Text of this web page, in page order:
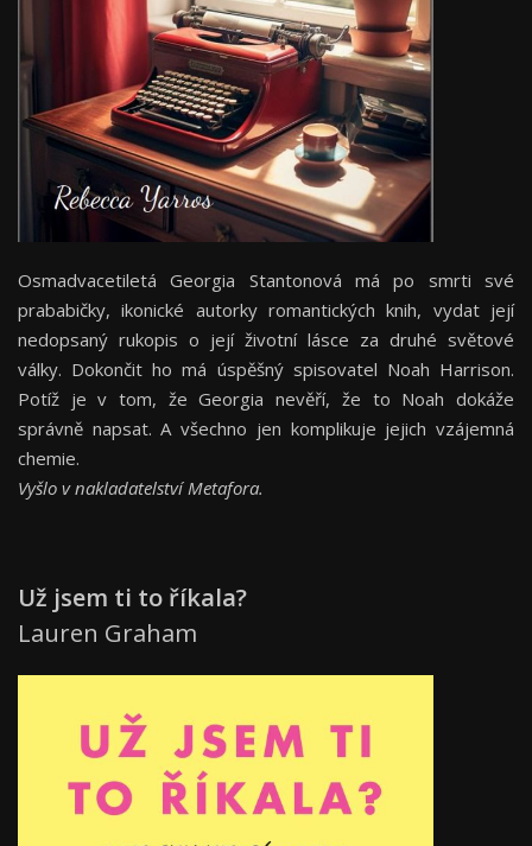
Osmadvacetiletá Georgia Stantonová má po smrti své
prababičky, ikonické autorky romantických knih, vydat její
nedopsaný rukopis o její životní lásce za druhé světové
války. Dokončit ho má úspěšný spisovatel Noah Harrison.
Potíž je v tom, že Georgia nevěří, že to Noah dokáže
správně napsat. A všechno jen komplikuje jejich vzájemná
chemie.
Vyšlo v nakladatelství Metafora.
Už jsem ti to říkala?
Lauren Graham